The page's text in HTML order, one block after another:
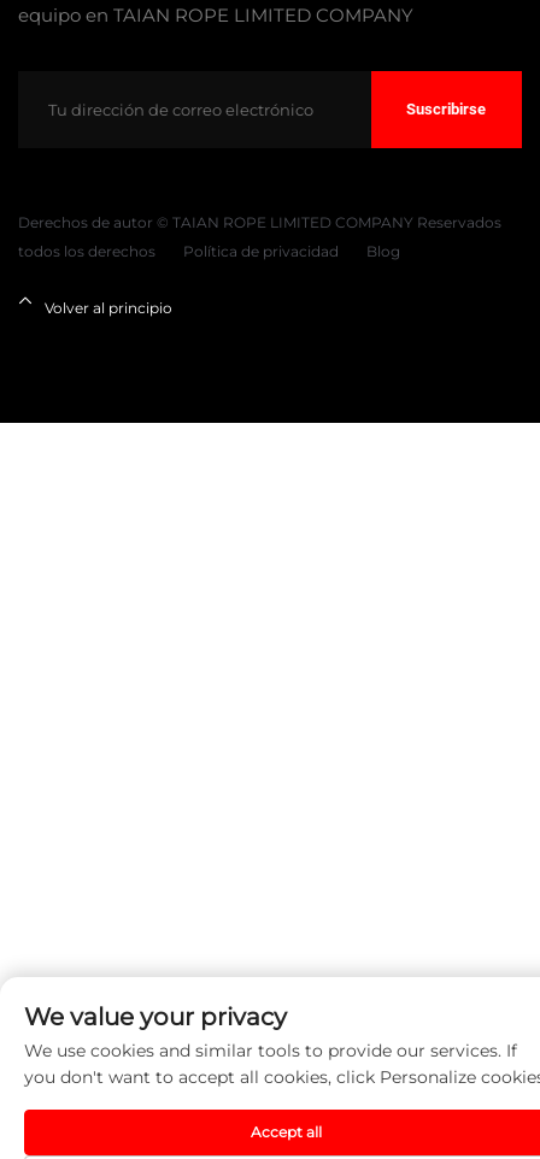
equipo en TAIAN ROPE LIMITED COMPANY
Suscribirse
Derechos de autor © TAIAN ROPE LIMITED COMPANY Reservados
todos los derechos
Política de privacidad Blog
Volver al principio
We value your privacy
We use cookies and similar tools to provide our services. If
you don't want to accept all cookies, click Personalize
Accept all